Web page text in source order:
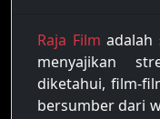
Raja Film adalah
menyajikan
diketahui, film-
bersumber dari